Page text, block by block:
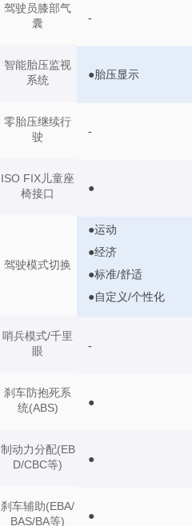
驾驶员膝部气
囊
智能胎压监视
系统
零胎压继续行
驶
ISO FIX儿童座
椅接口
驾驶模式切换
哨兵模式/千里
眼
刹车防抱死系
统(ABS)
制动力分配(EB
D/CBC等)
刹车辅助(EBA/
BAS/BA等)
-
●胎压显示
-
●
●运动
●经济
●标准/舒适
●自定义/个性化
-
●
●
●